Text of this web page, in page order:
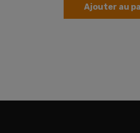
Ajouter au